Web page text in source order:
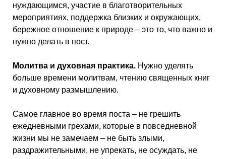
нуждающимся, участие в благотворительных
мероприятиях, поддержка близких и окружающих,
бережное отношение к природе – это то, что важно и
нужно делать в пост.
Молитва и духовная практика. Нужно уделять
больше времени молитвам, чтению священных книг
и духовному размышлению.
Самое главное во время поста – не грешить
ежедневными грехами, которые в повседневной
жизни мы не замечаем – не быть злыми,
раздражительными, не упрекать, не осуждать, не